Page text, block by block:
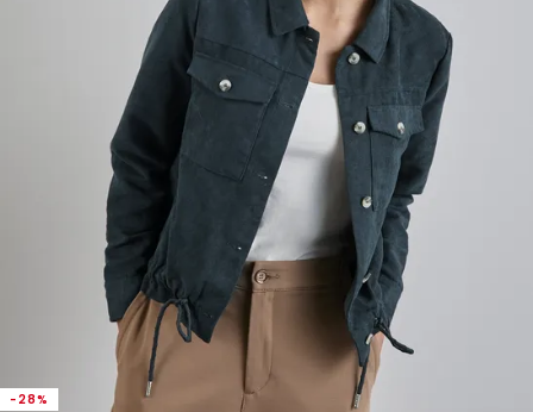
-28%